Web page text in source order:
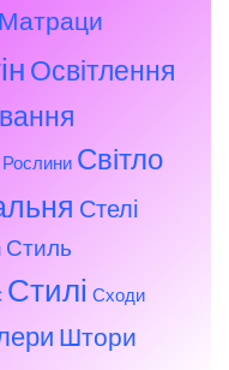
Матраци
Освітлення
Рослини Світло
Стелі
Стиль
Стилі Сходи
Штори